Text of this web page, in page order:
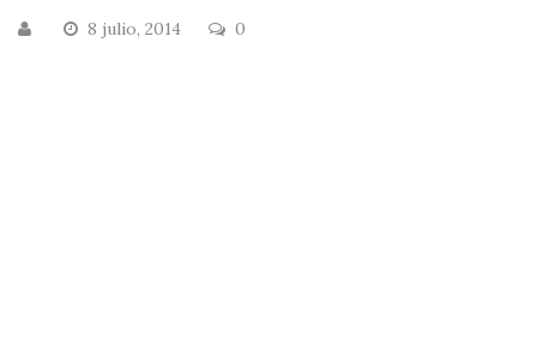
8 julio, 2014 0